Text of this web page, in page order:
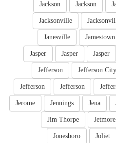
Jackson
Jackson
Jacksonville
Jamestown
Janesville
Jasper
Jasper
Jasper
Jefferson City
Jefferson
Jefferson
Jefferson
Jena
Jennings
Jerome
Jetmore
Jim Thorpe
Joliet
Jonesboro